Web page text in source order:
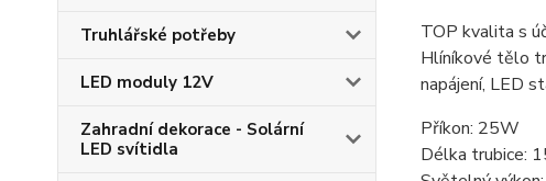
Truhlářské potřeby
LED moduly 12V
Zahradní dekorace - Solární
LED svítidla
TOP kvalita s
Hlíníkové tělo
napájení, LED
Příkon: 25W
Délka trubice: